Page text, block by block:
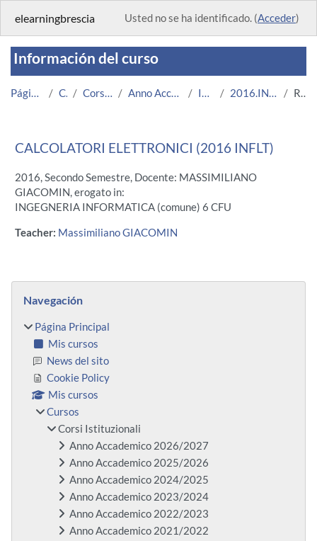
elearningbrescia Usted no se ha identificado. (Acceder)
Información del curso
Página Principal Cursos Corsi Istituzionali Anno Accademico 2016/2017 Ingegneria 2016.INFLT.703012-7894 Resumen
CALCOLATORI ELETTRONICI (2016 INFLT)
2016, Secondo Semestre, Docente: MASSIMILIANO
GIACOMIN, erogato in:
INGEGNERIA INFORMATICA (comune) 6 CFU
Teacher: Massimiliano GIACOMIN
Bloques
Navegación
Página Principal
Mis cursos
News del sito
Cookie Policy
Mis cursos
Cursos
Corsi Istituzionali
Anno Accademico 2026/2027
Anno Accademico 2025/2026
Anno Accademico 2024/2025
Anno Accademico 2023/2024
Anno Accademico 2022/2023
Anno Accademico 2021/2022